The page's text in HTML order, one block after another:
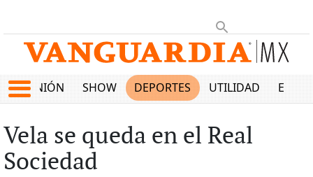
OPINIÓN SHOW DEPORTES UTILIDAD
Vela se queda en el Real
Sociedad